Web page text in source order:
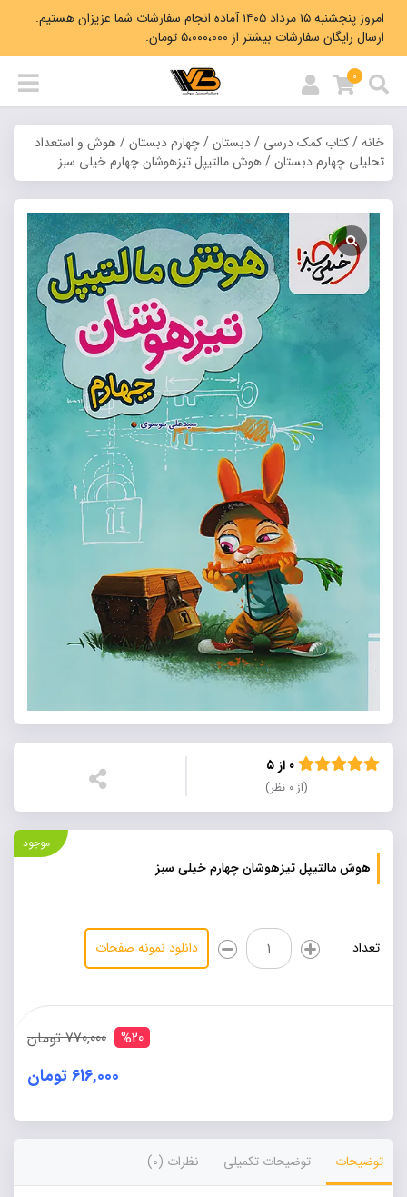
امروز پنجشنبه ۱۵ مرداد ۱۴۰۵ آماده انجام سفارشات شما عزیزان هستیم.
ارسال رایگان سفارشات بیشتر از 5،000،000 تومان.
0
خانه/کتاب کمک درسی /دبستان/چهارم دبستان/هوش و استعداد
تحلیلی چهارم دبستان/ هوش مالتیپل تیزهوشان چهارم خیلی سبز
(از ۰ نظر)
هوش مالتیپل تیزهوشان چهارم خیلی سبز
موجود
تعداد
هوش
مالتیپل
تیزهوشان
خیلی
دانلود نمونه صفحات
%20 770,000 تومان
616,000 تومان
Alternative:
توضیحات توضیحات تکمیلی نظرات (0)